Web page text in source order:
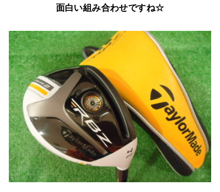
面白い組み合わせですね☆